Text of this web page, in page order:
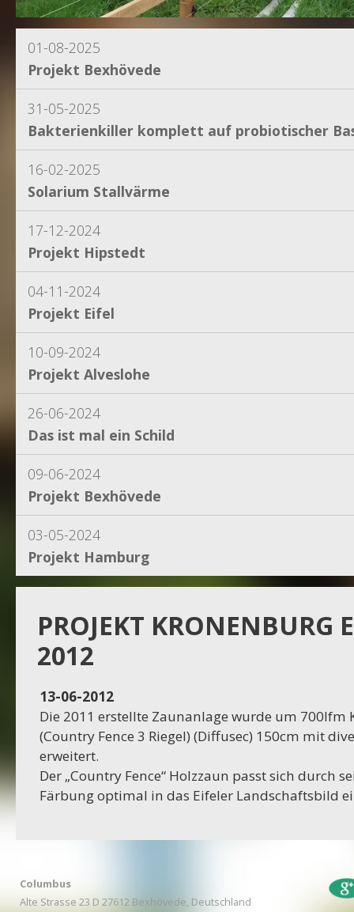
01-08-2025
Projekt Bexhövede
31-05-2025
Bakterienkiller komplett auf probiotischer
16-02-2025
Solarium Stallvärme
17-12-2024
Projekt Hipstedt
04-11-2024
Projekt Eifel
10-09-2024
Projekt Alveslohe
26-06-2024
Das ist mal ein Schild
09-06-2024
Projekt Bexhövede
03-05-2024
Projekt Hamburg
Projekt Dassel
16-11-2023
16-10-2023
Projekt Bexhövede
09-10-2023
Projekt Egestorf
17-08-2023
PROJEKT KRONENBURG
2012
13-06-2012
Die 2011 erstellte Zaunanlage wurde um 700lfm
(Country Fence 3 Riegel) (Diffusec) 150cm mit
erweitert.
Der „Country Fence“ Holzzaun passt sich durch
Färbung optimal in das Eifeler Landschaftsbild
Columbus
Alte Strasse 23 D 27612 Bexhövede, Deutschland